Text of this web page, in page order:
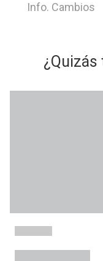
Info. Cambios